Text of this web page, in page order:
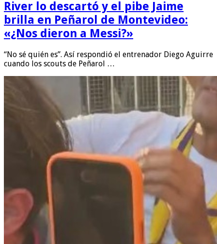
River lo descartó y el pibe Jaime
brilla en Peñarol de Montevideo:
«¿Nos dieron a Messi?»
“No sé quién es”. Así respondió el entrenador Diego Aguirre
cuando los scouts de Peñarol …